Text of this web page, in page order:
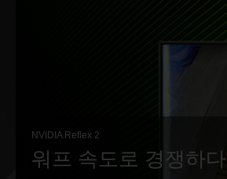
NVIDIA Reflex 2
워프 속도로 경쟁하다